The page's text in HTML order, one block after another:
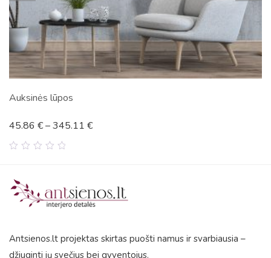
lūpos
345.11€
Antsienos.lt projektas skirtas puošti namus ir svarbiausia –
džiuginti jų svečius bei gyventojus.